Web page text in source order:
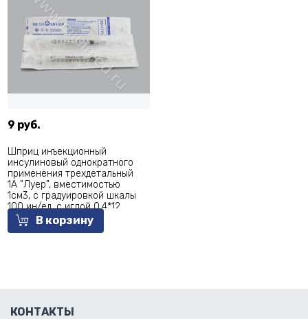
9 руб.
Шприц инъекционный
инсулиновый однократного
применения трехдетальный
1А "Луер", вместимостью
1см3, с градуировкой шкалы
100 ин/ед, с иглой 0,4*12,
упаковка 100/900шт
В корзину
КОНТАКТЫ